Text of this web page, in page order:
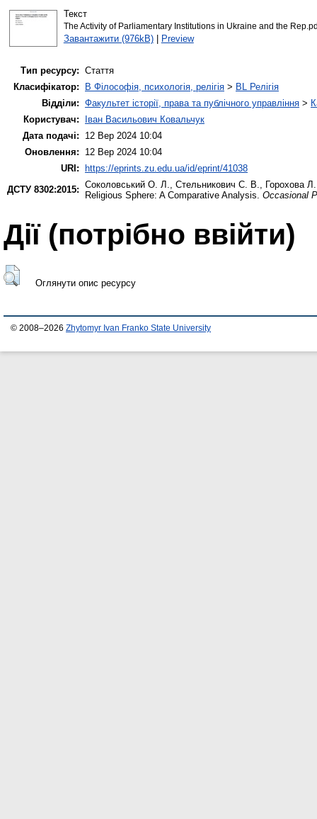
Текст
The Activity of Parliamentary Institutions in Ukraine and the
Завантажити (976kB)| Preview
Тип ресурсу: Стаття
Класифікатор:
B Філософія, психологія, релігія > BL Релігія
Відділи: Факультет історії, права та публічного управління >
Користувач:
Іван Васильович Ковальчук
Дата подачі:
12 Вер 2024 10:04
Оновлення:
12 Вер 2024 10:04
URI:
https://eprints.zu.edu.ua/id/eprint/41038
ДСТУ 8302:2015: Соколовський О. Л., Стельникович С. В., Горохова
Religious Sphere: A Comparative Analysis. Occasional
Дії ​​(потрібно ввійти)
Оглянути опис ресурсу
© 2008–2026 Zhytomyr Ivan Franko State University